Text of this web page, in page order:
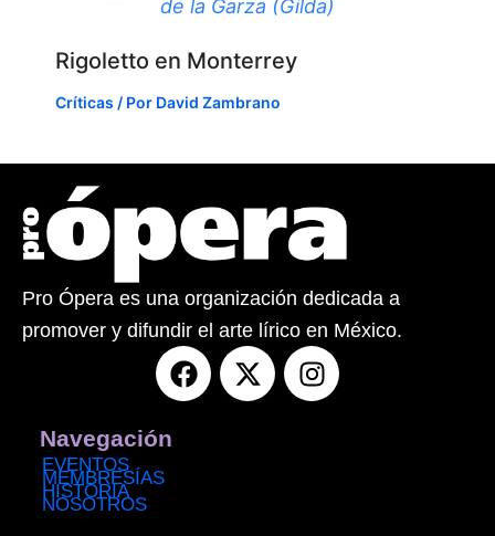
de la Garza (Gilda)
Rigoletto en Monterrey
Críticas / Por David Zambrano
Pro Ópera es una organización dedicada a
promover y difundir el arte lírico en México.
F
a
X
-
I
n
Navegación
EVENTOS
MEMBRESÍAS
HISTORIA
NOSOTROS